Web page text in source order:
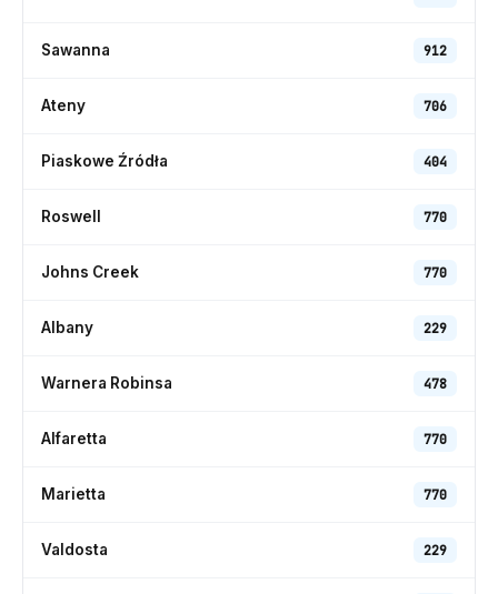
Sawanna 912
Ateny 706
Piaskowe Źródła 404
Roswell 770
Johns Creek 770
Albany 229
Warnera Robinsa 478
Alfaretta 770
Marietta 770
Valdosta 229